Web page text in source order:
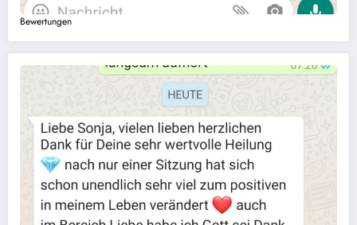
Bewertungen